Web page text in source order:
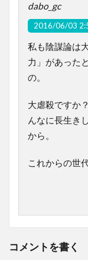
dabo_gc
2016/06/03
私も陰謀論は
力」があった
の。
大虐殺ですか
んなに長生き
から。
これからの世
コメントを書く